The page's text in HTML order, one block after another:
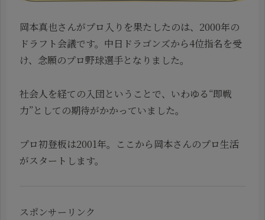
岡本真也さんがプロ入りを果たしたのは、2000年の
ドラフト会議です。中日ドラゴンズから4位指名を受
け、念願のプロ野球選手となりました。
社会人を経ての入団ということで、いわゆる“即戦
力”としての期待がかかっていました。
プロ初登板は2001年。ここから岡本さんのプロ生活
がスタートします。
スポンサーリンク